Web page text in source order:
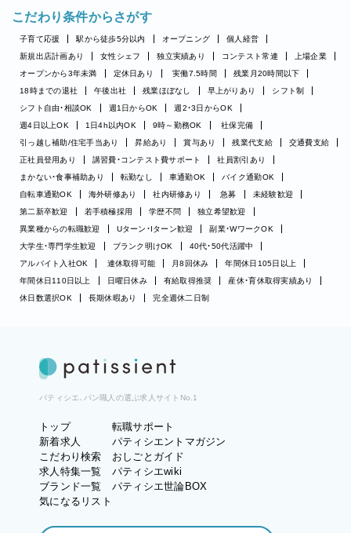
こだわり条件からさがす
子育て応援 駅から徒歩5分以内 オープニング
個人経営
新規出店計画あり
女性シェフ 独立実績あり コンテスト常連
上場企業
オープンから3年未満
定休日あり 実働7.5時間
残業月20時間以下
18時までの退社
午後出社 残業ほぼなし 早上がりあり
シフト制
シフト自由・相談OK
週1日からOK
週2・3日からOK
週4日以上OK
1日4h以内OK 9時～勤務OK
社保完備
引っ越し補助/住宅手当あり
昇給あり 賞与あり 残業代支給
交通費支給
正社員登用あり
講習費・コンテスト費サポート
社員割引あり
まかない・食事補助あり
転勤なし 車通勤OK
バイク通勤OK
自転車通勤OK
海外研修あり 社内研修あり 急募
未経験歓迎
第二新卒歓迎
若手積極採用 学歴不問
独立希望歓迎
異業種からの転職歓迎
Uターン・Iターン歓迎
副業・WワークOK
大学生・専門学生歓迎
ブランク明けOK
40代・50代活躍中
アルバイト入社OK
連休取得可能 月8回休み
年間休日105日以上
年間休日110日以上
日曜日休み 有給取得推奨
産休・育休取得実績あり
休日数選択OK
長期休暇あり 完全週休二日制
パティシエ、パン職人の選ぶ求人サイトNo.1
トップ
新着求人
こだわり検索
求人特集一覧
ブランド一覧
気になるリスト
転職サポート
パティシエントマガジン
おしごとガイド
パティシエwiki
パティシエ世論BOX